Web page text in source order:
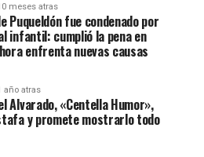
excedente de casi $200
para los costos médicos
Elevidys «porque los 3.500
frasco del fármaco y no los
con los tres meses del
meses atras
Puqueldón fue condenado por
infantil: cumplió la pena en
enfrenta nuevas causas
año atras
Alvarado, «Centella Humor»,
y promete mostrarlo todo